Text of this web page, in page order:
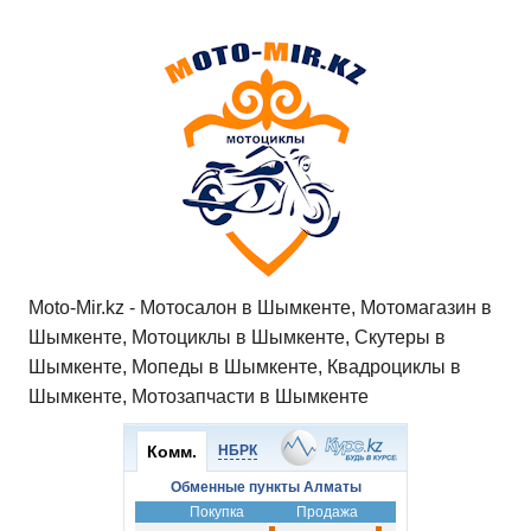
Moto-Mir.kz - Мотосалон в Шымкенте, Мотомагазин в
Шымкенте, Мотоциклы в Шымкенте, Скутеры в
Шымкенте, Мопеды в Шымкенте, Квадроциклы в
Шымкенте, Мотозапчасти в Шымкенте